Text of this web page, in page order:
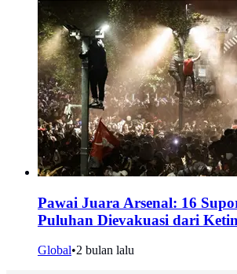
Pawai Juara Arsenal: 16
Puluhan Dievakuasi dari
Global•2 bulan lalu